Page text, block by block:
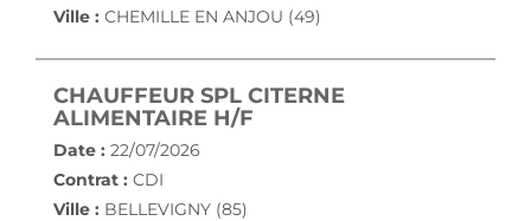
Ville : CHEMILLE EN ANJOU (49)
CHAUFFEUR SPL CITERNE
ALIMENTAIRE H/F
Date : 22/07/2026
Contrat : CDI
Ville : BELLEVIGNY (85)